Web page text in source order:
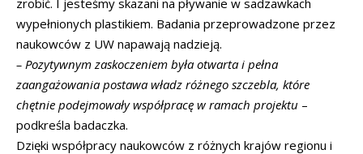
zrobić. I jesteśmy skazani na pływanie w sadzawkach
wypełnionych plastikiem. Badania przeprowadzone przez
naukowców z UW napawają nadzieją.
– Pozytywnym zaskoczeniem była otwarta i pełna
zaangażowania postawa władz różnego szczebla, które
chętnie podejmowały współpracę w ramach projektu –
podkreśla badaczka.
Dzięki współpracy naukowców z różnych krajów regionu i